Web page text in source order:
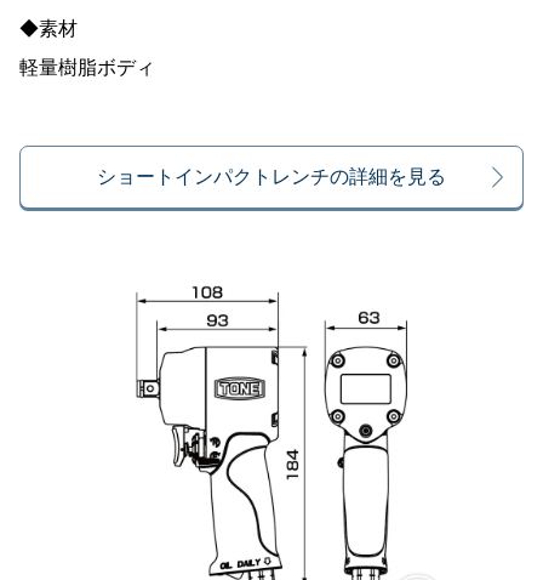
◆素材
軽量樹脂ボディ
ショートインパクトレンチの詳細を見る